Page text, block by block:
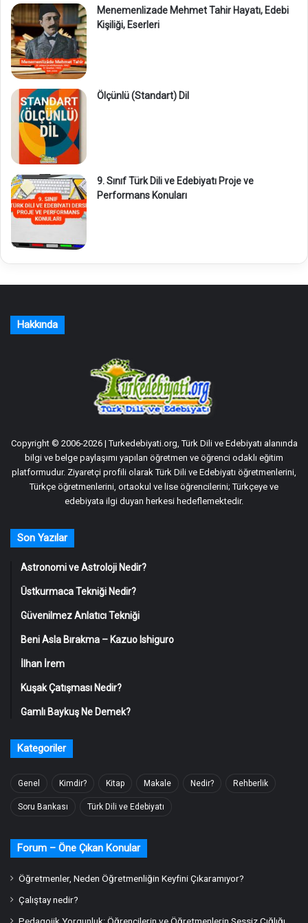
Menemenlizade Mehmet Tahir Hayatı, Edebi
Kişiliği, Eserleri
Ölçünlü (Standart) Dil
9. Sınıf Türk Dili ve Edebiyatı Proje ve
Performans Konuları
Hakkında
Copyright © 2006-2026 | Turkedebiyati.org, Türk Dili ve Edebiyatı alanında
bilgi ve belge paylaşımı yapılan öğretmen ve öğrenci odaklı eğitim
platformudur. Ziyaretçi profili olarak Türk Dili ve Edebiyatı öğretmenlerini,
Türkçe öğretmenlerini, ortaokul ve lise öğrencilerini; Türkçeye ve
edebiyata ilgi duyan herkesi hedeflemektedir.
Son Yazılar
Astronomi ve Astroloji Nedir?
Üstkurmaca Tekniği Nedir?
Güvenilmez Anlatıcı Tekniği
Beni Asla Bırakma – Kazuo Ishiguro
İlhan İrem
Kuşak Çatışması Nedir?
Gamlı Baykuş Ne Demek?
Kategoriler
Genel Kimdir? Kitap Makale Nedir? Rehberlik
Soru Bankası Türk Dili ve Edebiyatı
Forum – Öne Çıkan Konular
Öğretmenler, Neden Öğretmenliğin Keyfini Çıkaramıyor?
Çalıştay nedir?